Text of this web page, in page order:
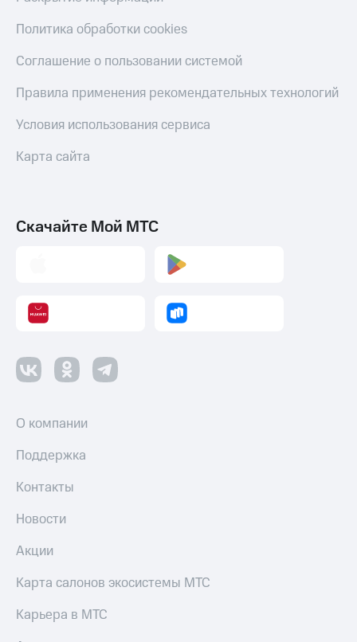
Политика обработки cookies
Соглашение о пользовании системой
Правила применения рекомендательных технологий
Условия использования сервиса
Карта сайта
Скачайте Мой МТС
О компании
Поддержка
Контакты
Новости
Акции
Карта салонов экосистемы МТС
Карьера в МТС